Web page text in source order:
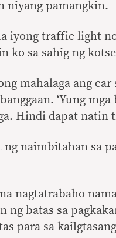
niyang pamangkin.
iyong traffic light
ko sa sahig ng
mahalaga ang
‘Yung
Hindi dapat natin
ng naimbitahan sa
nagtatrabaho
ng batas sa
para sa